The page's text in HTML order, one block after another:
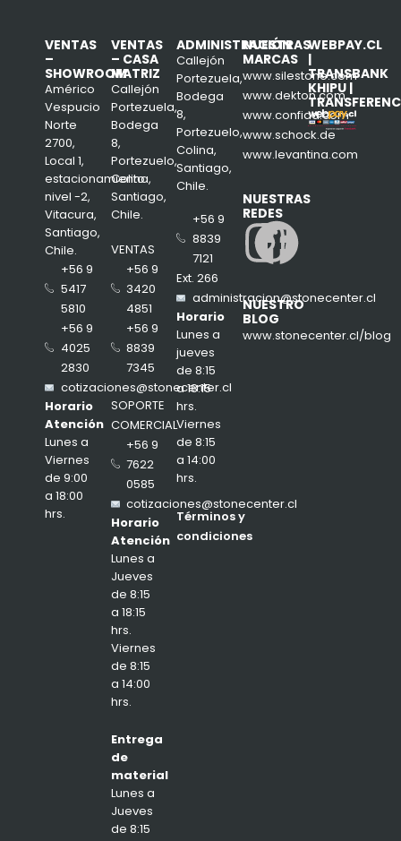
VENTAS
–
SHOWROOM
Américo
Vespucio
Norte
2700,
Local 1,
estacionamiento
nivel -2,
Vitacura,
Santiago,
Chile.
+56 9
5417
5810
+56 9
4025
2830
cotizaciones@stonecenter.cl
Horario
Atención
Lunes a
Viernes
de 9:00
a 18:00
hrs.
VENTAS
– CASA
MATRIZ
Callejón
Portezuela,
Bodega
8,
Portezuelo,
Colina,
Santiago,
Chile.
VENTAS
+56 9
3420
4851
+56 9
8839
7345
SOPORTE
COMERCIAL
+56 9
7622
0585
cotizaciones@stonecenter.cl
Horario
Atención
Lunes a
Jueves
de 8:15
a 18:15
hrs.
Viernes
de 8:15
a 14:00
hrs.
Entrega
de
material
Lunes a
Jueves
de 8:15
ADMINISTRACIÓN
Callejón
Portezuela,
Bodega
8,
Portezuelo,
Colina,
Santiago,
Chile.
+56 9
8839
7121
Ext. 266
administracion@stonecenter.cl
Horario
Lunes a
jueves
de 8:15
a 18:15
hrs.
Viernes
de 8:15
a 14:00
hrs.
Términos y
condiciones
NUESTRAS
MARCAS
www.silestone.com
www.dekton.com
www.confiad.com
www.schock.de
www.levantina.com
NUESTRAS
REDES
NUESTRO
BLOG
www.stonecenter.cl/blog
WEBPAY.CL
|
TRANSBANK
KHIPU |